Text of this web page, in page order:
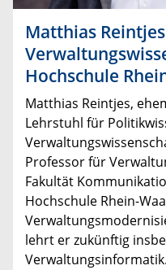
Matthias
Hochschule
Matthias Reintjes,
Lehrstuhl für
Professor für
Fakultät
Hochschule Rhein-
lehrt er zukünftig